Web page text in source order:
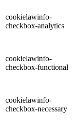
cookielawinfo-
checkbox-analytics
cookielawinfo-
checkbox-functional
cookielawinfo-
checkbox-necessary